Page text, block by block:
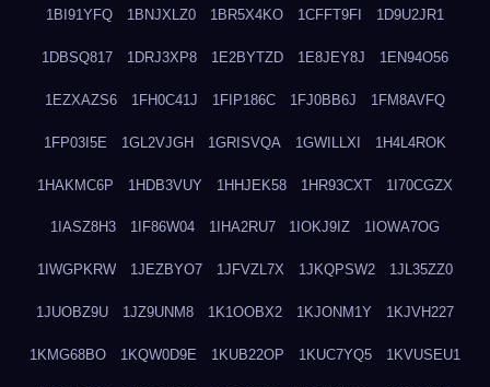
1BI91YFQ 1BNJXLZ0 1BR5X4KO 1CFFT9FI 1D9U2JR1
1DBSQ817 1DRJ3XP8 1E2BYTZD 1E8JEY8J 1EN94O56
1EZXAZS6 1FH0C41J 1FIP186C 1FJ0BB6J 1FM8AVFQ
1FP03I5E 1GL2VJGH 1GRISVQA 1GWILLXI 1H4L4ROK
1HAKMC6P 1HDB3VUY 1HHJEK58 1HR93CXT 1I70CGZX
1IASZ8H3 1IF86W04 1IHA2RU7 1IOKJ9IZ 1IOWA7OG
1IWGPKRW 1JEZBYO7 1JFVZL7X 1JKQPSW2 1JL35ZZ0
1JUOBZ9U 1JZ9UNM8 1K1OOBX2 1KJONM1Y 1KJVH227
1KMG68BO 1KQW0D9E 1KUB22OP 1KUC7YQ5 1KVUSEU1